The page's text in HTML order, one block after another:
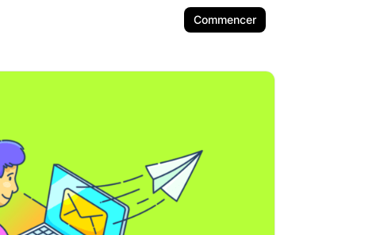
Commencer